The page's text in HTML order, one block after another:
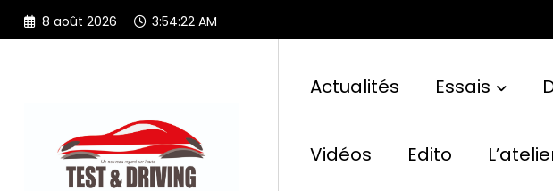
Aller
8 août 2026 3:54:23 AM
Actualités Essais
Vidéos Edito